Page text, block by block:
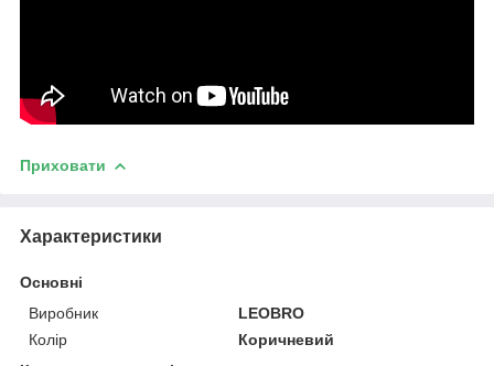
Приховати
Характеристики
Основні
Виробник
LEOBRO
Колір
Коричневий